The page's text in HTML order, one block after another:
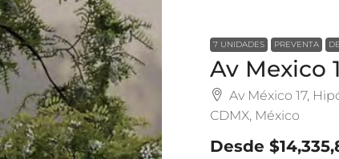
7 UNIDADES PREVENTA
Av Mexico
Av México 17,
CDMX, México
Desde